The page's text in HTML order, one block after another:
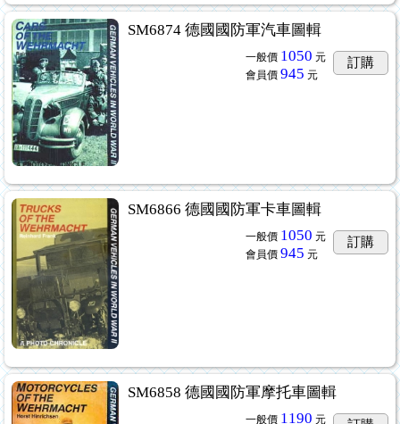
SM6874 德國國防軍汽車圖輯
一般價 1050 元
會員價 945 元
訂購
SM6866 德國國防軍卡車圖輯
一般價 1050 元
會員價 945 元
訂購
SM6858 德國國防軍摩托車圖輯
一般價 1190 元